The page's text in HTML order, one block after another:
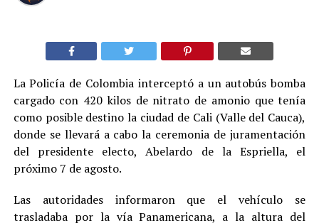
La Policía de Colombia interceptó a un autobús bomba
cargado con 420 kilos de nitrato de amonio que tenía
como posible destino la ciudad de Cali (Valle del Cauca),
donde se llevará a cabo la ceremonia de juramentación
del presidente electo, Abelardo de la Espriella, el
próximo 7 de agosto.
Las autoridades informaron que el vehículo se
trasladaba por la vía Panamericana, a la altura del